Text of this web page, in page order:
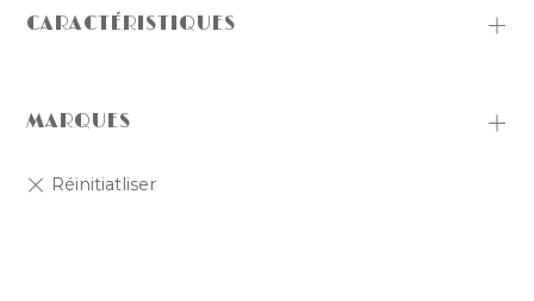
CARACTÉRISTIQUES
MARQUES